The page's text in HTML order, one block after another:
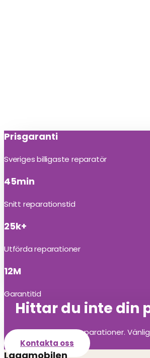
Prisgaranti
Sveriges billigaste reparatör
45min
Snitt reparationstid
25k+
Utförda reparationer
12M
Garantitid
Hittar du inte din
Vi utför alla olika reparationer.
Kontakta oss
Lagamobilen